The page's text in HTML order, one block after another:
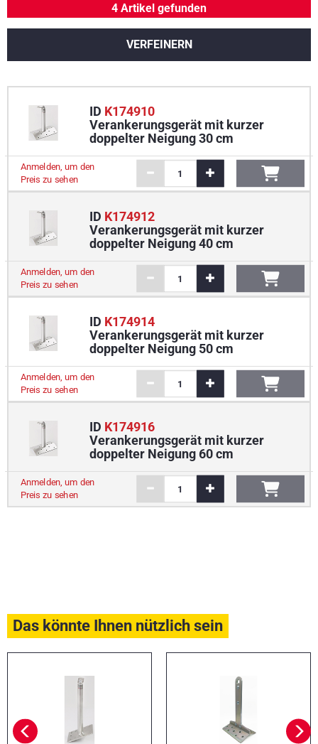
4 Artikel gefunden
VERFEINERN
ID K174910
Verankerungsgerät mit kurzer
doppelter Neigung 30 cm
Anmelden, um den
Preis zu sehen
ID K174912
Verankerungsgerät mit kurzer
doppelter Neigung 40 cm
Anmelden, um den
Preis zu sehen
ID K174914
Verankerungsgerät mit kurzer
doppelter Neigung 50 cm
Anmelden, um den
Preis zu sehen
ID K174916
Verankerungsgerät mit kurzer
doppelter Neigung 60 cm
Anmelden, um den
Preis zu sehen
Das könnte Ihnen nützlich sein